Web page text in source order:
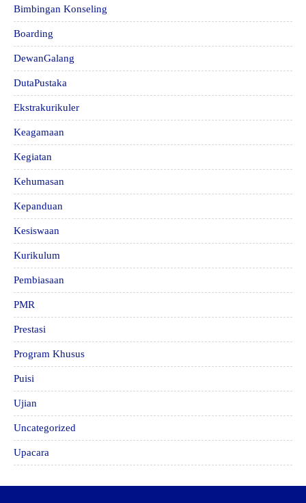
Bimbingan Konseling
Boarding
DewanGalang
DutaPustaka
Ekstrakurikuler
Keagamaan
Kegiatan
Kehumasan
Kepanduan
Kesiswaan
Kurikulum
Pembiasaan
PMR
Prestasi
Program Khusus
Puisi
Ujian
Uncategorized
Upacara